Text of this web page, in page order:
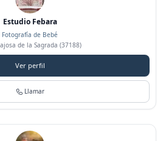
Estudio Febara
Fotografía de Bebé
de la Sagrada (37188)
Ver perfil
Llamar